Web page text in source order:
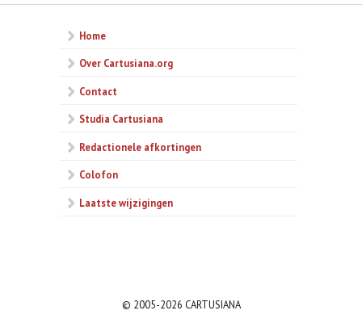
Home
Over Cartusiana.org
Contact
Studia Cartusiana
Redactionele afkortingen
Colofon
Laatste wijzigingen
© 2005-2026 CARTUSIANA